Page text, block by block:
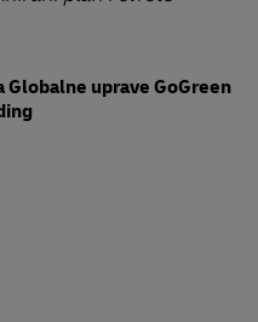
uprave GoGreen